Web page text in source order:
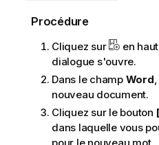
Procédure
Cliquez sur
en
dialogue s'ouvre.
Dans le champ Word
nouveau document.
Cliquez sur le bouton
dans laquelle vous